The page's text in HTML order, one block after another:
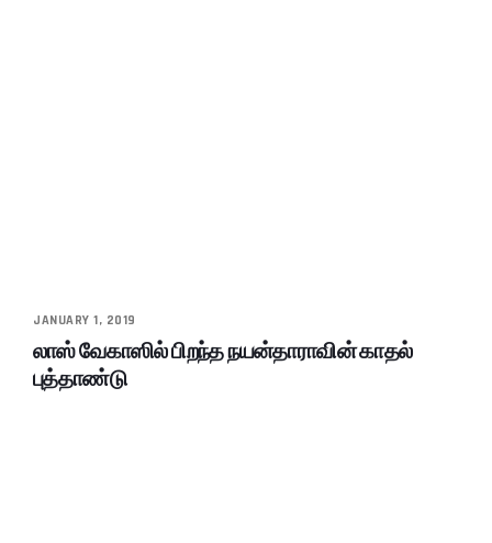
JANUARY 1, 2019
லாஸ் வேகாஸில் பிறந்த நயன்தாராவின் காதல்
புத்தாண்டு